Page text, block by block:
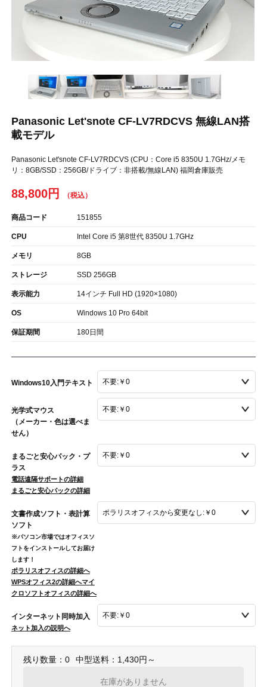
Panasonic Let'snote CF-LV7RDCVS 無線LAN搭
載モデル
Panasonic Let'snote CF-LV7RDCVS (CPU：Core i5 8350U 1.7GHz/メモ
リ：8GB/SSD：256GB/ドライブ：非搭載/無線LAN) 福岡倉庫販売
88,800円
商品コード 151855
CPU Intel Core i5 第8世代 8350U 1.7GHz
メモリ 8GB
ストレージ SSD 256GB
表示能力 14インチ Full HD (1920×1080)
OS Windows 10 Pro 64bit
保証期間 180日間
Windows10入門テキスト
光学式マウス
（メーカー・色は選べま
せん）
まるごと安心パック・プ
ラス
電話遠隔サポートの詳細
まるごと安心パックの詳細
文書作成ソフト・表計算
ソフト
※パソコン市場ではオフィスソ
フトをインストールしてお届け
します！
ポラリスオフィスの詳細へ
WPSオフィス2の詳細へマイ
クロソフトオフィスの詳細へ
インターネット同時加入
ネット加入の説明へ
残り数量：0 中型送料：1,430円～
在庫がありません